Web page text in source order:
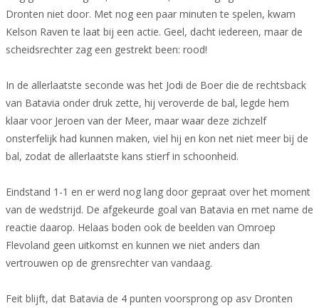
Dronten niet door. Met nog een paar minuten te spelen, kwam
Kelson Raven te laat bij een actie. Geel, dacht iedereen, maar de
scheidsrechter zag een gestrekt been: rood!
In de allerlaatste seconde was het Jodi de Boer die de rechtsback
van Batavia onder druk zette, hij veroverde de bal, legde hem
klaar voor Jeroen van der Meer, maar waar deze zichzelf
onsterfelijk had kunnen maken, viel hij en kon net niet meer bij de
bal, zodat de allerlaatste kans stierf in schoonheid.
Eindstand 1-1 en er werd nog lang door gepraat over het moment
van de wedstrijd. De afgekeurde goal van Batavia en met name de
reactie daarop. Helaas boden ook de beelden van Omroep
Flevoland geen uitkomst en kunnen we niet anders dan
vertrouwen op de grensrechter van vandaag.
Feit blijft, dat Batavia de 4 punten voorsprong op asv Dronten